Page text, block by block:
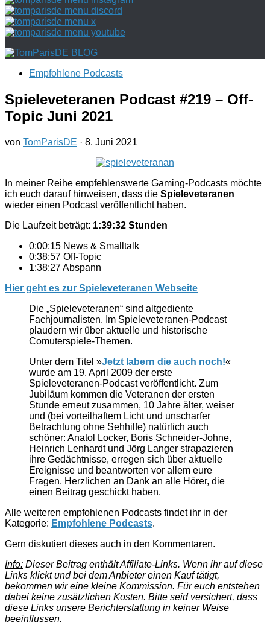
Empfohlene Podcasts
Spieleveteranen Podcast #219 – Off-
Topic Juni 2021
von TomParisDE · 8. Juni 2021
In meiner Reihe empfehlenswerte Gaming-Podcasts möchte
ich euch darauf hinweisen, dass die Spieleveteranen
wieder einen Podcast veröffentlicht haben.
Die Laufzeit beträgt: 1:39:32 Stunden
0:00:15 News & Smalltalk
0:38:57 Off-Topic
1:38:27 Abspann
Hier geht es zur Spieleveteranen Webseite
Die „Spieleveteranen“ sind altgediente
Fachjournalisten. Im Spieleveteranen-Podcast
plaudern wir über aktuelle und historische
Comuterspiele-Themen.
Unter dem Titel »Jetzt labern die auch noch!«
wurde am 19. April 2009 der erste
Spieleveteranen-Podcast veröffentlicht. Zum
Jubiläum kommen die Veteranen der ersten
Stunde erneut zusammen, 10 Jahre älter, weiser
und (bei vorteilhaftem Licht und unscharfer
Betrachtung ohne Sehhilfe) natürlich auch
schöner: Anatol Locker, Boris Schneider-Johne,
Heinrich Lenhardt und Jörg Langer strapazieren
ihre Gedächtnisse, erregen sich über aktuelle
Ereignisse und beantworten vor allem eure
Fragen. Herzlichen an Dank an alle Hörer, die
einen Beitrag geschickt haben.
Alle weiteren empfohlenen Podcasts findet ihr in der
Kategorie: Empfohlene Podcasts.
Gern diskutiert dieses auch in den Kommentaren.
Info: Dieser Beitrag enthält Affiliate-Links. Wenn ihr auf diese
Links klickt und bei dem Anbieter einen Kauf tätigt,
bekommen wir eine kleine Kommission. Für euch entstehen
dabei keine zusätzlichen Kosten. Bitte seid versichert, dass
diese Links unsere Berichterstattung in keiner Weise
beeinflussen.